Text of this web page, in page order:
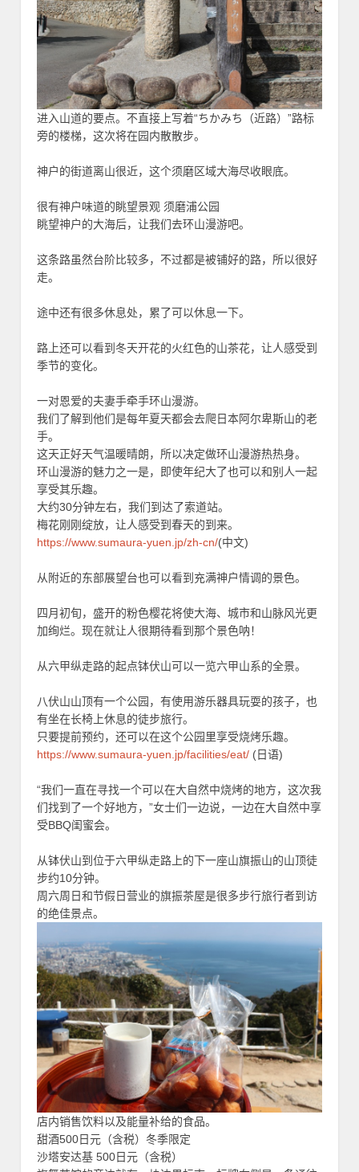
进入山道的要点。不直接上写着“ちかみち（近路）”路标
旁的楼梯，这次将在园内散散步。
神户的街道离山很近，这个须磨区域大海尽收眼底。
很有神户味道的眺望景观 须磨浦公园
眺望神户的大海后，让我们去环山漫游吧。
这条路虽然台阶比较多，不过都是被铺好的路，所以很好
走。
途中还有很多休息处，累了可以休息一下。
路上还可以看到冬天开花的火红色的山茶花，让人感受到
季节的变化。
一对恩爱的夫妻手牵手环山漫游。
我们了解到他们是每年夏天都会去爬日本阿尔卑斯山的老
手。
这天正好天气温暖晴朗，所以决定做环山漫游热热身。
环山漫游的魅力之一是，即使年纪大了也可以和别人一起
享受其乐趣。
大约30分钟左右，我们到达了索道站。
梅花刚刚绽放，让人感受到春天的到来。
https://www.sumaura-yuen.jp/zh-cn/(中文)
从附近的东部展望台也可以看到充满神户情调的景色。
四月初旬，盛开的粉色樱花将使大海、城市和山脉风光更
加绚烂。现在就让人很期待看到那个景色呐！
从六甲纵走路的起点钵伏山可以一览六甲山系的全景。
八伏山山顶有一个公园，有使用游乐器具玩耍的孩子，也
有坐在长椅上休息的徒步旅行。
只要提前预约，还可以在这个公园里享受烧烤乐趣。
https://www.sumaura-yuen.jp/facilities/eat/ (日语)
“我们一直在寻找一个可以在大自然中烧烤的地方，这次我
们找到了一个好地方，”女士们一边说，一边在大自然中享
受BBQ闺蜜会。
从钵伏山到位于六甲纵走路上的下一座山旗振山的山顶徒
步约10分钟。
周六周日和节假日营业的旗振茶屋是很多步行旅行者到访
的绝佳景点。
店内销售饮料以及能量补给的食品。
甜酒500日元（含税）冬季限定
沙塔安达基 500日元（含税）